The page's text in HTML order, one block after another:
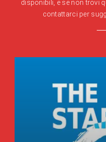
disponibili, e se non trovi
contattarci per